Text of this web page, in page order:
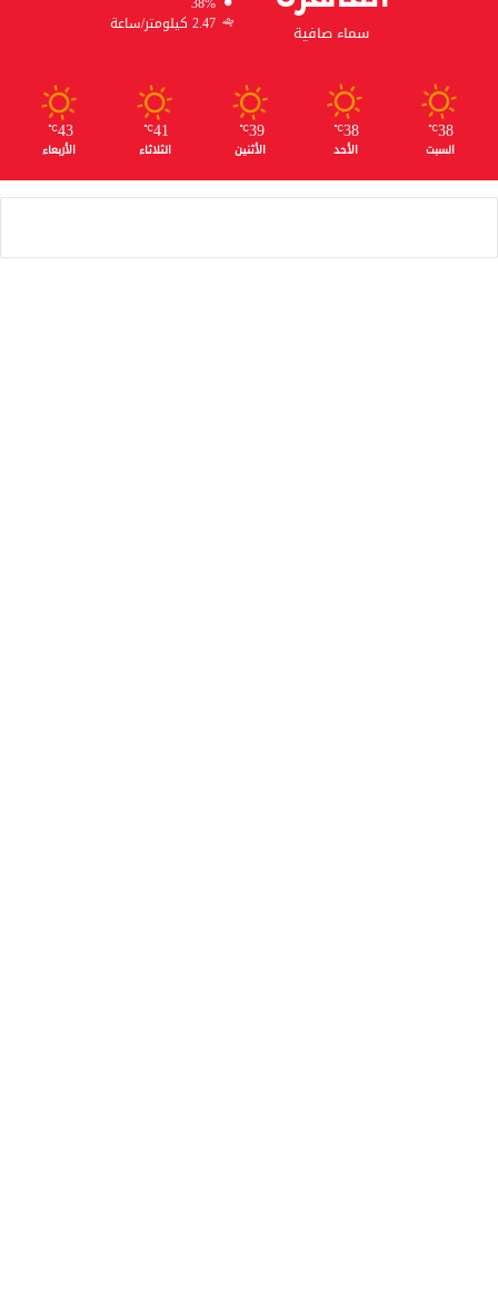
سماء صافية
2.47 كيلومتر/ساعة
38
℃
السبت
38
℃
الأحد
39
℃
الأثنين
41
℃
الثلاثاء
43
℃
الأربعاء